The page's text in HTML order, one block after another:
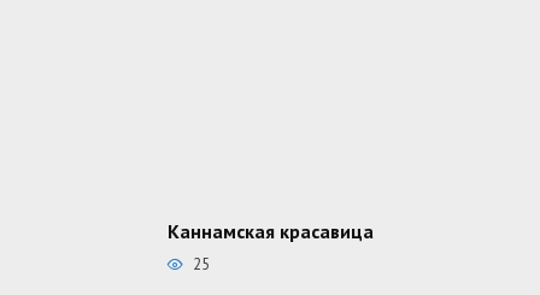
Каннамская красавица
25